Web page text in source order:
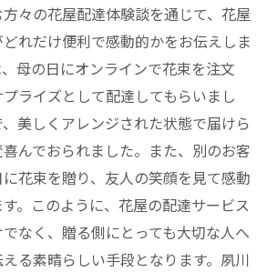
々の花屋配達体験談を通じて、花屋
れだけ便利で感動的かをお伝えしま
母の日にオンラインで花束を注文
ライズとして配達してもらいまし
美しくアレンジされた状態で届けら
んでおられました。また、別のお客
花束を贈り、友人の笑顔を見て感動
。このように、花屋の配達サービス
なく、贈る側にとっても大切な人へ
る素晴らしい手段となります。夙川